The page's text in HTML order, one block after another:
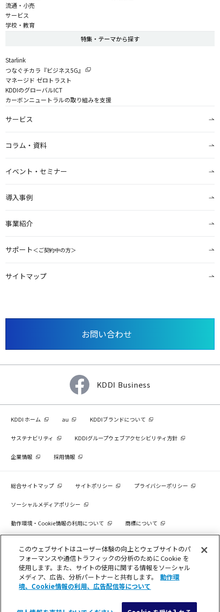
流通・小売
サービス
学校・教育
特集・テーマから探す
Starlink
つなぐチカラ『ビジネス5G』
マネージド ゼロトラスト
KDDIのグローバルICT
カーボンニュートラルの取り組みを支援
サービス
コラム・資料
イベント・セミナー
導入事例
事業紹介
サポート＜ご契約中の方＞
サイトマップ
お問い合わせ
KDDI Business
KDDI ホーム au KDDIブランドについて
サステナビリティ KDDIグループウェブアクセシビリティ方針
企業情報 採用情報
総合サイトマップ サイトポリシー プライバシーポリシー
ソーシャルメディアポリシー
動作環境・Cookie情報の利用について 商標について
COPYRIGHT © KDDI CORPORATION, ALL RIGHTS RESERVED.
このウェブサイトはユーザー体験の向上とウェブサイトのパ
フォーマンスや通信トラフィックの分析のために Cookie を
使用します。また、サイトの使用に関する情報をソーシャル
メディア、広告、分析パートナーと共有します。
動作環
境、Cookie情報の利用、広告配信等について